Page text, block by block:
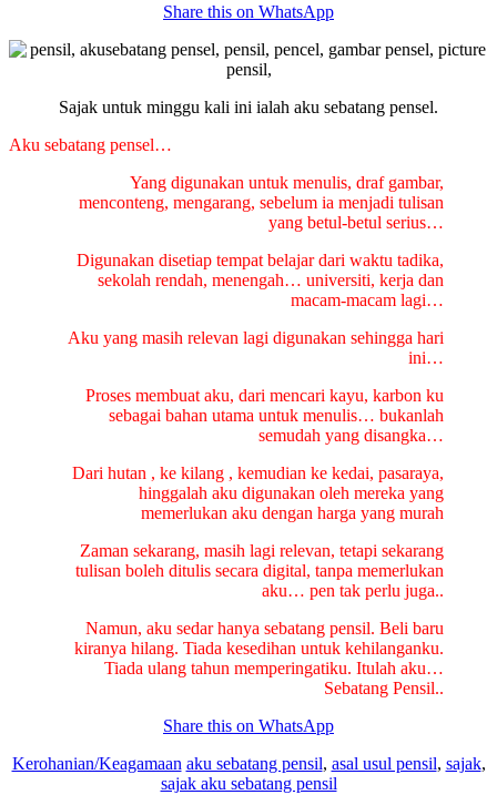
Share this on WhatsApp
Sajak untuk minggu kali ini ialah aku sebatang pensel.
Aku sebatang pensel…
Yang digunakan untuk menulis, draf gambar,
menconteng, mengarang, sebelum ia menjadi tulisan
yang betul-betul serius…
Digunakan disetiap tempat belajar dari waktu tadika,
sekolah rendah, menengah… universiti, kerja dan
macam-macam lagi…
Aku yang masih relevan lagi digunakan sehingga hari
ini…
Proses membuat aku, dari mencari kayu, karbon ku
sebagai bahan utama untuk menulis… bukanlah
semudah yang disangka…
Dari hutan , ke kilang , kemudian ke kedai, pasaraya,
hinggalah aku digunakan oleh mereka yang
memerlukan aku dengan harga yang murah
Zaman sekarang, masih lagi relevan, tetapi sekarang
tulisan boleh ditulis secara digital, tanpa memerlukan
aku… pen tak perlu juga..
Namun, aku sedar hanya sebatang pensil. Beli baru
kiranya hilang. Tiada kesedihan untuk kehilanganku.
Tiada ulang tahun memperingatiku. Itulah aku…
Sebatang Pensil..
Share this on WhatsApp
Kerohanian/Keagamaan aku sebatang pensil, asal usul pensil, sajak,
sajak aku sebatang pensil